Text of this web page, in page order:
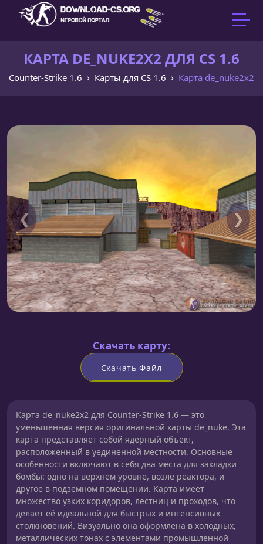
КАРТА DE_NUKE2X2 ДЛЯ CS 1.6
Counter-Strike 1.6 Карты для CS 1.6 Карта de_nuke2x2
❮ ❯
Скачать карту:
Скачать Файл
Карта de_nuke2x2 для Counter-Strike 1.6 — это
уменьшенная версия оригинальной карты de_nuke. Эта
карта представляет собой ядерный объект,
расположенный в уединенной местности. Основные
особенности включают в себя два места для закладки
бомбы: одно на верхнем уровне, возле реактора, и
другое в подземном помещении. Карта имеет
множество узких коридоров, лестниц и проходов, что
делает её идеальной для быстрых и интенсивных
столкновений. Визуально она оформлена в холодных,
металлических тонах с элементами промышленной